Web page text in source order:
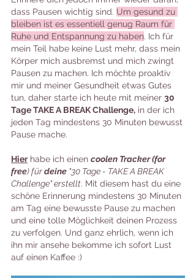
dass Pausen wichtig sind. Um gesund zu
bleiben ist es essentiell genug Raum für
Ruhe und Entspannung zu haben. Ich für
mein Teil habe keine Lust mehr, dass mein
Körper mich ausbremst und mich zwingt
Pausen zu machen. Ich möchte proaktiv
mir und meiner Gesundheit etwas Gutes
tun, daher starte ich heute mit meiner 30
Tage TAKE A BREAK Challenge, in der ich
jeden Tag mindestens 30 Minuten bewusst
Pause mache.
Hier habe ich einen coolen Tracker (for
free) für deine "30 Tage - TAKE A BREAK
Challenge" erstellt. Mit diesem hast du eine
schöne Erinnerung mindestens 30 Minuten
am Tag eine bewusste Pause zu machen
und eine tolle Möglichkeit deinen Prozess
zu verfolgen. Und ganz ehrlich, wenn ich
ihn mir ansehe bekomme ich sofort Lust
auf einen Kaffee :)